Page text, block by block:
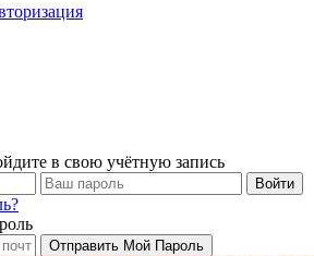
в свою учётную запись